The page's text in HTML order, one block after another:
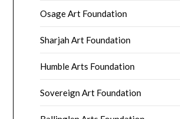
Osage Art Foundation
Sharjah Art Foundation
Humble Arts Foundation
Sovereign Art Foundation